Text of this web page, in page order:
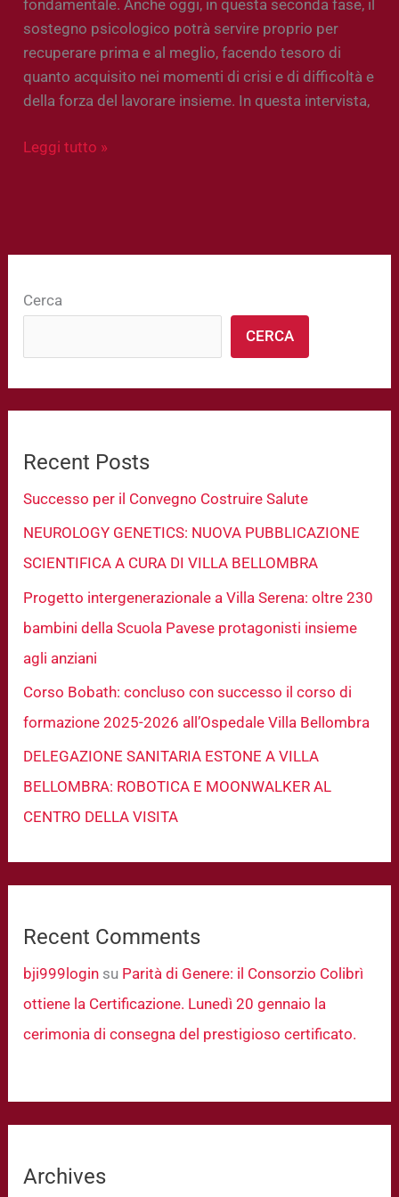
fondamentale. Anche oggi, in questa seconda fase, il
sostegno psicologico potrà servire proprio per
recuperare prima e al meglio, facendo tesoro di
quanto acquisito nei momenti di crisi e di difficoltà e
della forza del lavorare insieme. In questa intervista,
Leggi tutto »
Cerca
CERCA
Recent Posts
Successo per il Convegno Costruire Salute
NEUROLOGY GENETICS: NUOVA PUBBLICAZIONE
SCIENTIFICA A CURA DI VILLA BELLOMBRA
Progetto intergenerazionale a Villa Serena: oltre 230
bambini della Scuola Pavese protagonisti insieme
agli anziani
Corso Bobath: concluso con successo il corso di
formazione 2025-2026 all’Ospedale Villa Bellombra
DELEGAZIONE SANITARIA ESTONE A VILLA
BELLOMBRA: ROBOTICA E MOONWALKER AL
CENTRO DELLA VISITA
Recent Comments
bji999login su Parità di Genere: il Consorzio Colibrì
ottiene la Certificazione. Lunedì 20 gennaio la
cerimonia di consegna del prestigioso certificato.
Archives